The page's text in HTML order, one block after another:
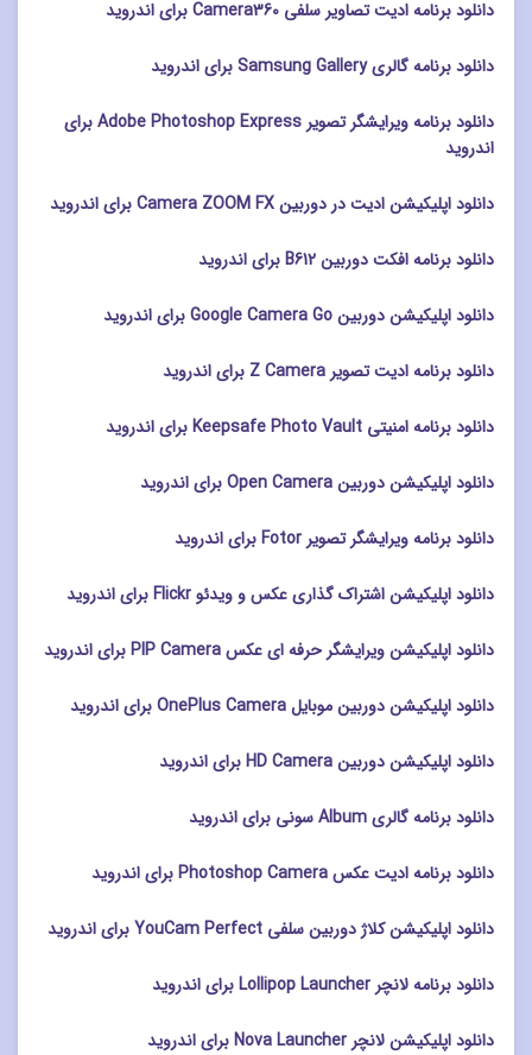
دانلود برنامه ادیت تصاویر سلفی Camera360 برای اندروید
دانلود برنامه گالری Samsung Gallery برای اندروید
دانلود برنامه ویرایشگر تصویر Adobe Photoshop Express برای
اندروید
دانلود اپلیکیشن ادیت در دوربین Camera ZOOM FX برای اندروید
دانلود برنامه افکت دوربین B612 برای اندروید
دانلود اپلیکیشن دوربین Google Camera Go برای اندروید
دانلود برنامه ادیت تصویر Z Camera برای اندروید
دانلود برنامه امنیتی Keepsafe Photo Vault برای اندروید
دانلود اپلیکیشن دوربین Open Camera برای اندروید
دانلود برنامه ویرایشگر تصویر Fotor برای اندروید
دانلود اپلیکیشن اشتراک گذاری عکس و ویدئو Flickr برای اندروید
دانلود اپلیکیشن ویرایشگر حرفه ای عکس PIP Camera برای اندروید
دانلود اپلیکیشن دوربین موبایل OnePlus Camera برای اندروید
دانلود اپلیکیشن دوربین HD Camera برای اندروید
دانلود برنامه گالری Album سونی برای اندروید
دانلود برنامه ادیت عکس Photoshop Camera برای اندروید
دانلود اپلیکیشن کلاژ دوربین سلفی YouCam Perfect برای اندروید
دانلود برنامه لانچر Lollipop Launcher برای اندروید
دانلود اپلیکیشن لانچر Nova Launcher برای اندروید